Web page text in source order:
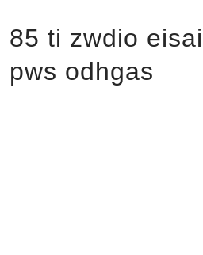
85 ti zwdio
pws odhgas